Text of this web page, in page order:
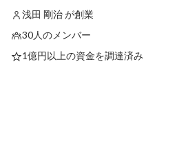
浅田 剛治 が創業
30人のメンバー
1億円以上の資金を調達済み